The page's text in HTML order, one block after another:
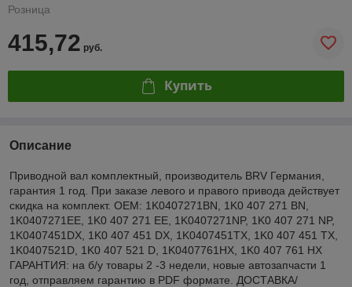
Розница
415,72 руб.
Купить
Описание
Приводной вал комплектный, производитель BRV Германия,
гарантия 1 год. При заказе левого и правого привода действует
скидка на комплект. OEM: 1K0407271BN, 1K0 407 271 BN,
1K0407271EE, 1K0 407 271 EE, 1K0407271NP, 1K0 407 271 NP,
1K0407451DX, 1K0 407 451 DX, 1K0407451TX, 1K0 407 451 TX,
1K0407521D, 1K0 407 521 D, 1K0407761HX, 1K0 407 761 HX
ГАРАНТИЯ: на б/у товары 2 -3 недели, новые автозапчасти 1
год, отправляем гарантию в PDF формате. ДОСТАВКА/